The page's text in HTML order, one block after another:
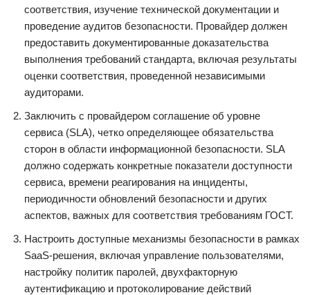
соответствия, изучение технической документации и
проведение аудитов безопасности. Провайдер должен
предоставить документированные доказательства
выполнения требований стандарта, включая результаты
оценки соответствия, проведенной независимыми
аудиторами.
Заключить с провайдером соглашение об уровне
сервиса (SLA), четко определяющее обязательства
сторон в области информационной безопасности. SLA
должно содержать конкретные показатели доступности
сервиса, времени реагирования на инциденты,
периодичности обновлений безопасности и других
аспектов, важных для соответствия требованиям ГОСТ.
Настроить доступные механизмы безопасности в рамках
SaaS-решения, включая управление пользователями,
настройку политик паролей, двухфакторную
аутентификацию и протоколирование действий